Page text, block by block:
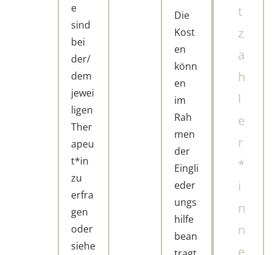
e
sind
bei
der/
dem
jewei
ligen
Ther
apeu
t*in
zu
erfra
gen
oder
siehe
Die
Kost
en
könn
en
im
Rah
men
der
Eingli
eder
ungs
hilfe
bean
t
z
a
h
l
e
r
*
i
n
n
e